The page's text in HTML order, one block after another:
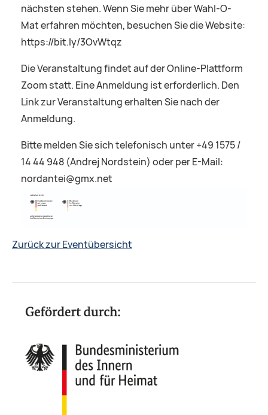
nächsten stehen. Wenn Sie mehr über Wahl-O-
Mat erfahren möchten, besuchen Sie die Website:
https://bit.ly/3OvWtqz
Die Veranstaltung findet auf der Online-Plattform
Zoom statt. Eine Anmeldung ist erforderlich. Den
Link zur Veranstaltung erhalten Sie nach der
Anmeldung.
Bitte melden Sie sich telefonisch unter +49 1575 /
14 44 948 (Andrej Nordstein) oder per E-Mail:
nordantei@gmx.net
Zurück zur Eventübersicht